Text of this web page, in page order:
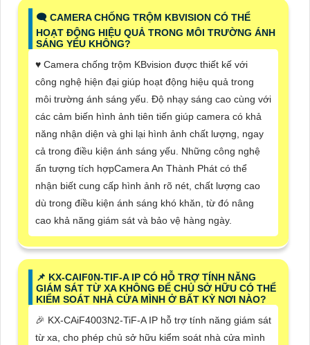
🗨️ CAMERA CHỐNG TRỘM KBVISION CÓ THỂ
HOẠT ĐỘNG HIỆU QUẢ TRONG MÔI TRƯỜNG ÁNH
SÁNG YẾU KHÔNG?
♥️ Camera chống trộm KBvision được thiết kế với
công nghệ hiện đại giúp hoạt động hiệu quả trong
môi trường ánh sáng yếu. Độ nhạy sáng cao cùng với
các cảm biến hình ảnh tiên tiến giúp camera có khả
năng nhận diện và ghi lại hình ảnh chất lượng, ngay
cả trong điều kiện ánh sáng yếu. Những công nghệ
ấn tượng tích hợpCamera An Thành Phát có thể
nhận biết cung cấp hình ảnh rõ nét, chất lượng cao
dù trong điều kiện ánh sáng khó khăn, từ đó nâng
cao khả năng giám sát và bảo vệ hàng ngày.
📌 KX-CAIF0N-TIF-A IP CÓ HỖ TRỢ TÍNH NĂNG
GIÁM SÁT TỪ XA KHÔNG ĐỂ CHỦ SỞ HỮU CÓ THỂ
KIỂM SOÁT NHÀ CỬA MÌNH Ở BẤT KỲ NƠI NÀO?
️🎉 KX-CAiF4003N2-TiF-A IP hỗ trợ tính năng giám sát
từ xa, cho phép chủ sở hữu kiểm soát nhà cửa mình